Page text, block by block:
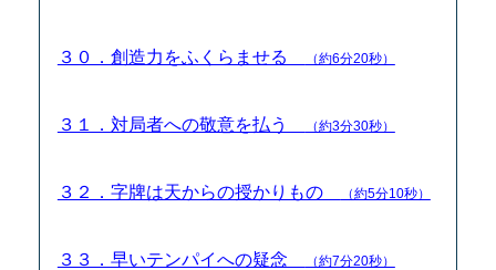
３０．創造力をふくらませる （約6分20秒）
３１．対局者への敬意を払う （約3分30秒）
３２．字牌は天からの授かりもの （約5分10秒）
３３．早いテンパイへの疑念 （約7分20秒）